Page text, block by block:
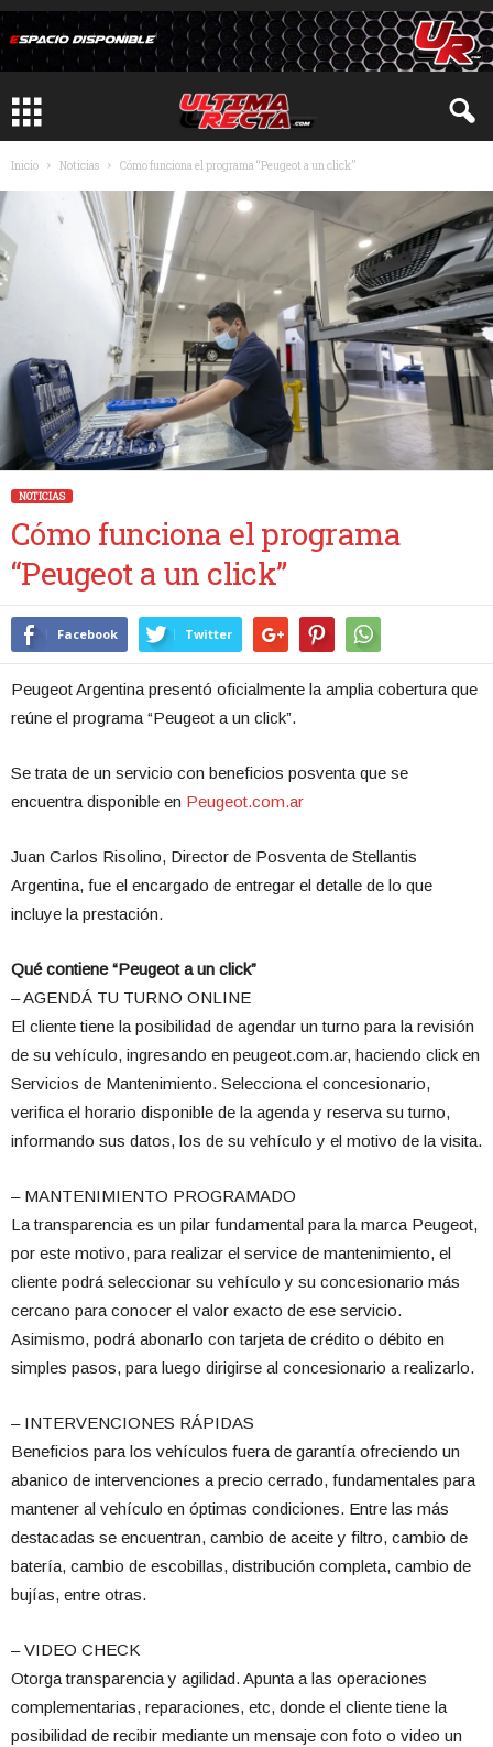
Inicio Noticias Cómo funciona el programa “Peugeot a un click”
NOTICIAS
Cómo funciona el programa
“Peugeot a un click”
Facebook Twitter
Peugeot Argentina presentó oficialmente la amplia cobertura que
reúne el programa “Peugeot a un click”.
Se trata de un servicio con beneficios posventa que se
encuentra disponible en Peugeot.com.ar
Juan Carlos Risolino, Director de Posventa de Stellantis
Argentina, fue el encargado de entregar el detalle de lo que
incluye la prestación.
Qué contiene “Peugeot a un click”
– AGENDÁ TU TURNO ONLINE
El cliente tiene la posibilidad de agendar un turno para la revisión
de su vehículo, ingresando en peugeot.com.ar, haciendo click en
Servicios de Mantenimiento. Selecciona el concesionario,
verifica el horario disponible de la agenda y reserva su turno,
informando sus datos, los de su vehículo y el motivo de la visita.
– MANTENIMIENTO PROGRAMADO
La transparencia es un pilar fundamental para la marca Peugeot,
por este motivo, para realizar el service de mantenimiento, el
cliente podrá seleccionar su vehículo y su concesionario más
cercano para conocer el valor exacto de ese servicio.
Asimismo, podrá abonarlo con tarjeta de crédito o débito en
simples pasos, para luego dirigirse al concesionario a realizarlo.
– INTERVENCIONES RÁPIDAS
Beneficios para los vehículos fuera de garantía ofreciendo un
abanico de intervenciones a precio cerrado, fundamentales para
mantener al vehículo en óptimas condiciones. Entre las más
destacadas se encuentran, cambio de aceite y filtro, cambio de
batería, cambio de escobillas, distribución completa, cambio de
bujías, entre otras.
– VIDEO CHECK
Otorga transparencia y agilidad. Apunta a las operaciones
complementarias, reparaciones, etc, donde el cliente tiene la
posibilidad de recibir mediante un mensaje con foto o video un